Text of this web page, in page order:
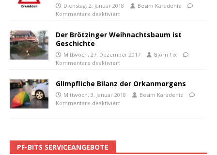
Dienstag, 2. Januar 2018
Besim Karadeniz
Kommentare deaktiviert
Der Brötzinger Weihnachtsbaum ist
Geschichte
Mittwoch, 27. Dezember 2017
Björn Fix
Kommentare deaktiviert
Glimpfliche Bilanz der Orkanmorgens
Mittwoch, 3. Januar 2018
Besim Karadeniz
Kommentare deaktiviert
PF-BITS SERVICEANGEBOTE